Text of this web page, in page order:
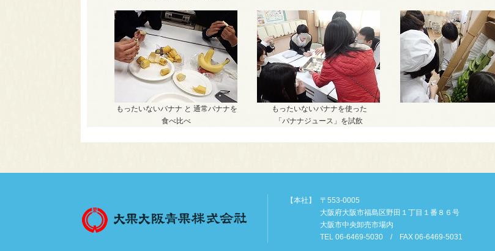
もったいないバナナ と 通常バナナを
食べ比べ
もったいないバナナを使った
「バナナジュース」を試飲
【本社】
〒553-0005
大阪府大阪市福島区野田１丁目１番８６号
大阪市中央卸売市場内
TEL 06-6469-5030 / FAX 06-6469-5031